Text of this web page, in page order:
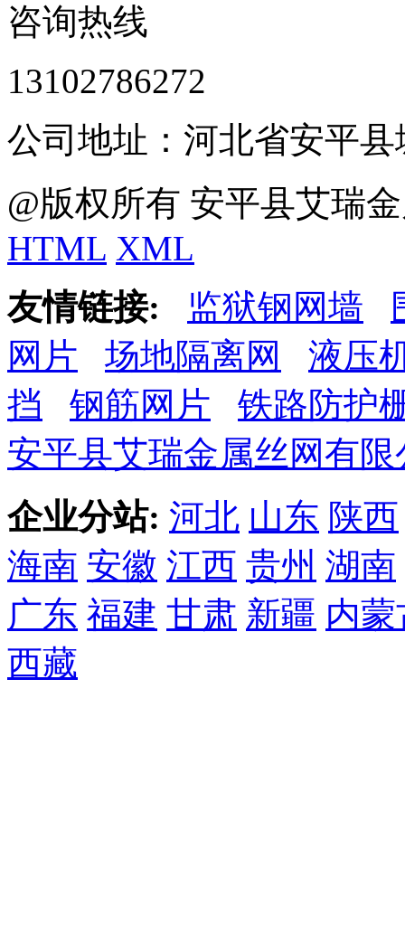
咨询热线
13102786272
公司地址：河北省安平
@版权所有 安平县艾瑞
HTML XML
友情链接:
监狱钢网墙
网片
场地隔离网
液压
挡
钢筋网片
铁路防护
安平县艾瑞金属丝网有限
企业分站: 河北 山东 陕西
海南 安徽 江西 贵州 湖南
广东 福建 甘肃 新疆 内蒙
西藏